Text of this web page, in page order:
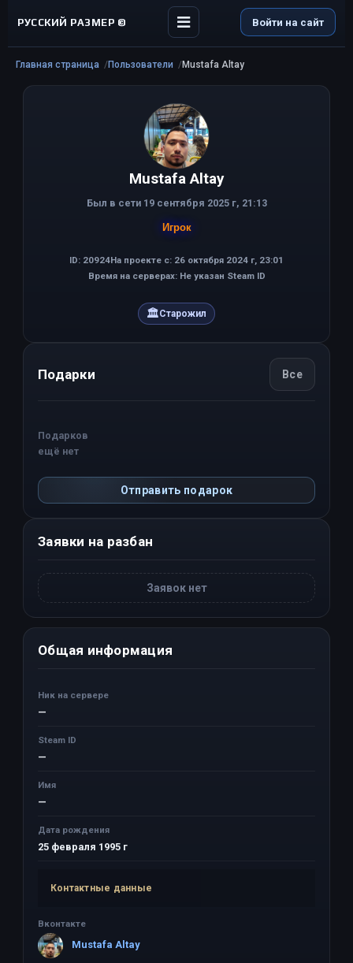
РУССКИЙ РАЗМЕР © Войти на сайт
Главная страница Пользователи Mustafa Altay
Mustafa Altay
Был в сети 19 сентября 2025 г, 21:13
Игрок
ID: 20924На проекте с: 26 октября 2024 г, 23:01
Время на серверах: Не указан Steam ID
🏛Старожил
Подарки Все
Подарков
ещё нет
Отправить подарок
Заявки на разбан
Заявок нет
Общая информация
Ник на сервере
—
Steam ID
—
Имя
—
Дата рождения
25 февраля 1995 г
Контактные данные
Вконтакте
Mustafa Altay